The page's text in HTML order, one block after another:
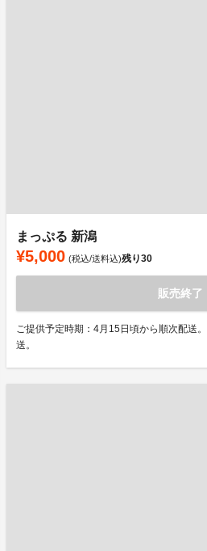
まっぷる 新潟
¥5,000 (税込/送料込)残り30
販売終了
ご提供予定時期：4月15日頃から順次配送
送。